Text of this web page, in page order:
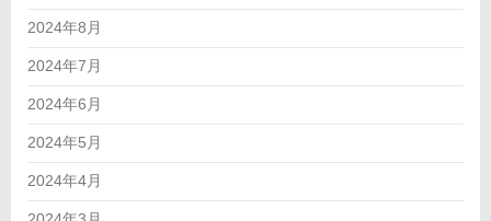
2024年8月
2024年7月
2024年6月
2024年5月
2024年4月